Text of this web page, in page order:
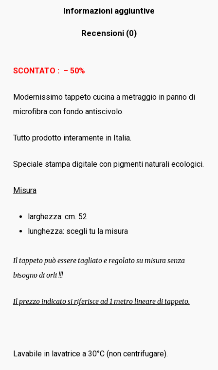
Informazioni aggiuntive
Recensioni (0)
SCONTATO : – 50%
Modernissimo tappeto cucina a metraggio in panno di
microfibra con fondo antiscivolo.
Tutto prodotto interamente in Italia.
Speciale stampa digitale con pigmenti naturali ecologici.
Misura
larghezza: cm. 52
lunghezza: scegli tu la misura
Il tappeto può essere tagliato e regolato su misura senza
bisogno di orli !!!
Il prezzo indicato si riferisce ad 1 metro lineare di tappeto.
Lavabile in lavatrice a 30°C (non centrifugare).